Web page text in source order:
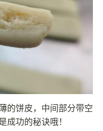
的饼皮，中间部分带空
成功的秘诀哦！